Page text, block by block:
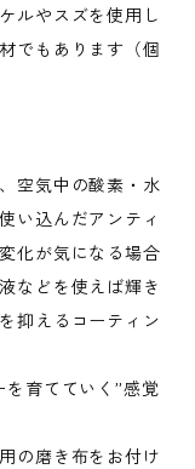
ルやスズを使用し
でもあります（個
空気中の酸素・水
い込んだアンティ
化が気になる場合
などを使えば輝き
抑えるコーティン
育てていく”感覚
の磨き布をお付け